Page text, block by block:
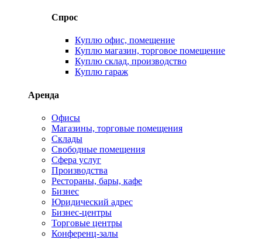
Спрос
Куплю офис, помещение
Куплю магазин, торговое помещение
Куплю склад, производство
Куплю гараж
Аренда
Офисы
Магазины, торговые помещения
Склады
Свободные помещения
Сфера услуг
Производства
Рестораны, бары, кафе
Бизнес
Юридический адрес
Бизнес-центры
Торговые центры
Конференц-залы